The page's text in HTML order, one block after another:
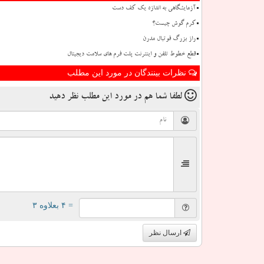
آزمایشگاهی به اندازه یک کف دست
کرم گوش چیست؟
راز بزرگ فوتبال مدرن
قطع خطوط تلفن و اینترنت پلت فرم های سلامت دیجیتال
نظرات بینندگان در مورد این مطلب
لطفا شما هم در مورد این مطلب نظر دهید
= ۴ بعلاوه ۳
ارسال نظر